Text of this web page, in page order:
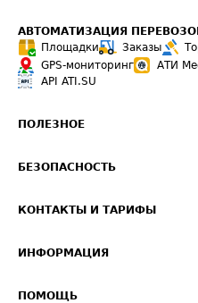
АВТОМАТИЗАЦИЯ
Площадки
Заказы
GPS-мониторинг
АТИ
API ATI.SU
ПОЛЕЗНОЕ
Звезды ATI.SU на вашем сайте
Средние ставки
БЕЗОПАСНОСТЬ
Светофор+
О формировании Паспорта
КОНТАКТЫ И ТАРИФЫ
Реклама на сайте
ИНФОРМАЦИЯ
ПОМОЩЬ